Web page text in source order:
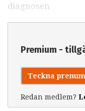
diagnosen
Premium -
Teckna
Redan medlem?